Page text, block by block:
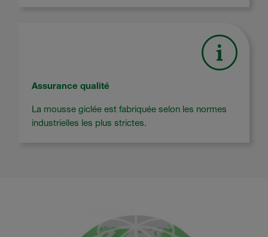
Assurance qualité
La mousse giclée est fabriquée selon les normes
industrielles les plus strictes.